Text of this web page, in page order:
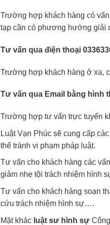
Trường hợp khách hàng có
tạp cần có phương hướng giải
Tư vấn qua điện thoại
Trường hợp khách hàng ở xa,
Tư vấn qua Email bằng hình
Trường hợp tư vấn trực tuyến
Luật Vạn Phúc sẽ cung cấp
thể tránh vi phạm pháp luật.
Tư vấn cho khách hàng các
giảm nhẹ tội trách nhiệm hình
Tư vấn cho khách hàng soạn
cứu trách nhiệm hình sự….
Mặt khác luật sư hình sự